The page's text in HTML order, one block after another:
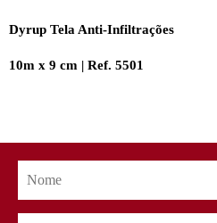
Dyrup Tela Anti-Infiltrações
10m x 9 cm | Ref. 5501